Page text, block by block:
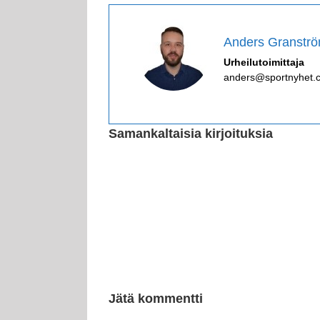
Anders
Urheilutoimittaja
Samankaltaisia kirjoituksia
Jätä kommentti